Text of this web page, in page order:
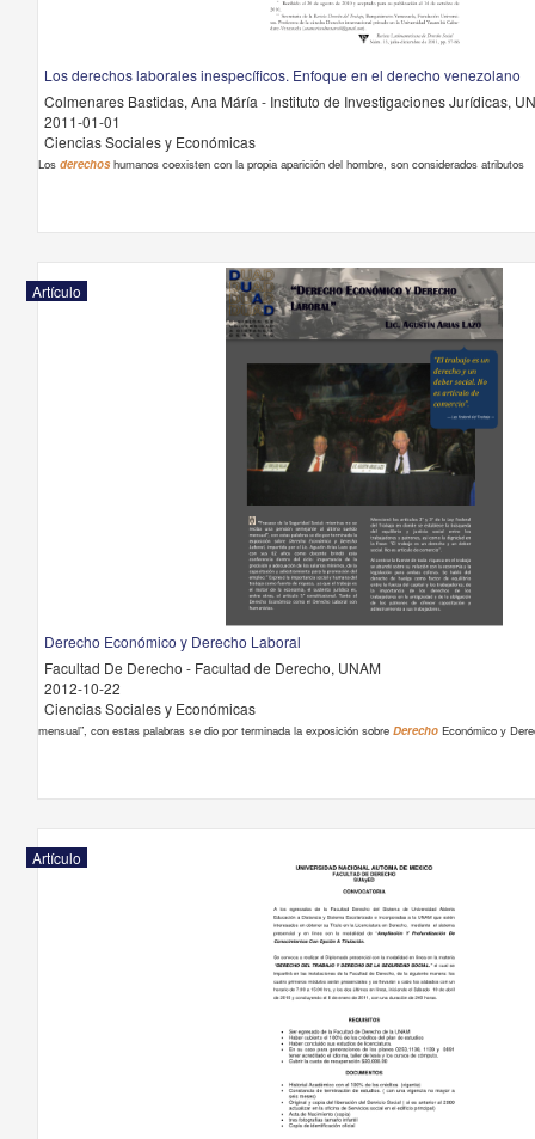
Los derechos laborales inespecíficos. Enfoque en el derecho venezolano
Colmenares Bastidas, Ana Máría - Instituto de Investigaciones Jurídicas,
2011-01-01
Ciencias Sociales y Económicas
Los derechoshumanos coexisten con la propia aparición del hombre, son considerados atributos
Artículo
Derecho Económico y Derecho Laboral
Facultad De Derecho - Facultad de Derecho, UNAM
2012-10-22
Ciencias Sociales y Económicas
mensual”, con estas palabras se dio por terminada la exposición sobre DerechoEconómico y
Artículo